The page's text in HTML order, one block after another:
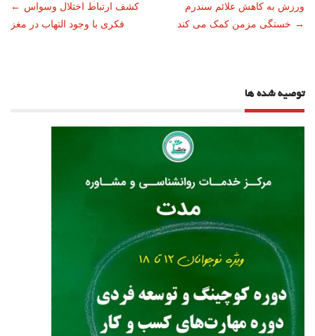
ناوبری
نوشته
← کشف ارتباط اختلال وسواس
فکری با وجود التهاب در مغز
ورزش به کاهش علائم سندرم
خستگی مزمن کمک می کند →
توصیه شده ها